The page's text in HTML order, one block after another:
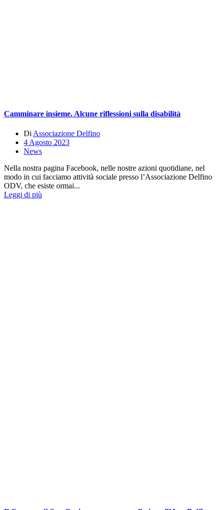
Camminare insieme. Alcune riflessioni sulla disabilità
Di Associazione Delfino
4 Agosto 2023
News
Nella nostra pagina Facebook, nelle nostre azioni quotidiane, nel
modo in cui facciamo attività sociale presso l’Associazione Delfino
ODV, che esiste ormai...
Leggi di più